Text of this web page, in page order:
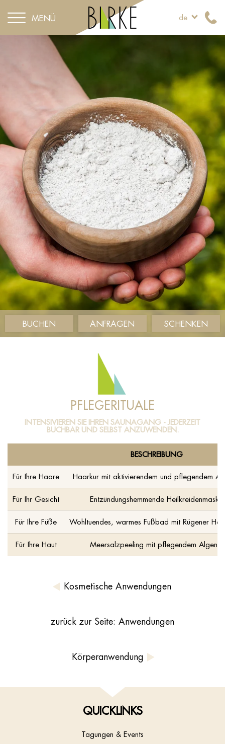
MENÜ de
BUCHEN ANFRAGEN SCHENKEN
PFLEGERITUALE
INTENSIVIEREN SIE IHREN SAUNAGANG - JEDERZEIT
BUCHBAR UND SELBST ANZUWENDEN.
BESCHREIBUNG
Für Ihre Haare Haarkur mit aktivierendem und pflegendem
Für Ihr Gesicht Entzündungshemmende Heilkreidenmaske
Für Ihre Füße Wohltuendes, warmes Fußbad mit Rügener
Für Ihre Haut Meersalzpeeling mit pflegendem Algenöl
Kosmetische Anwendungen
zurück zur Seite: Anwendungen
Körperanwendung
QUICKLINKS
Tagungen & Events